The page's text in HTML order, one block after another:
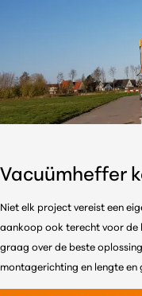
Vacuümheffer
Niet elk project vereist een
aankoop ook terecht voor de
graag over de beste
montagerichting en lengte en